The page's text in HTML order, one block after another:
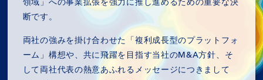
領域」への事業拡張を強力に推し進めるための重要な決
断です。
両社の強みを掛け合わせた「複利成長型のプラットフォ
ーム」構想や、共に飛躍を目指す当社のM&A方針、そ
して両社代表の熱意あふれるメッセージにつきまして